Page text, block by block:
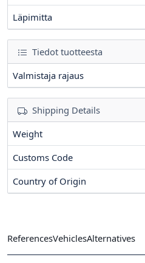
Läpimitta
Tiedot tuotteesta
Valmistaja rajaus
Shipping Details
Weight
Customs Code
Country of Origin
ReferencesVehiclesAlternatives